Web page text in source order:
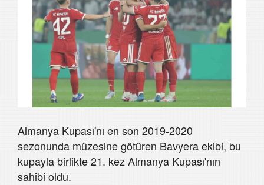
Almanya Kupası'nı en son 2019-2020
sezonunda müzesine götüren Bavyera ekibi, bu
kupayla birlikte 21. kez Almanya Kupası'nın
sahibi oldu.